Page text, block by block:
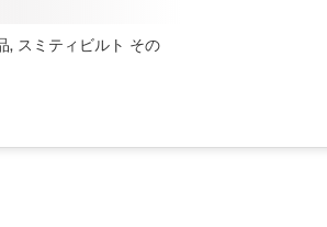
, スミティビルト その